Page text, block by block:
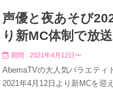
声優と夜あそび
り新MC体制で放
期間 : 2021年4月12日〜
AbemaTVの大人気バラエティ
2021年4月12日より新MCを迎